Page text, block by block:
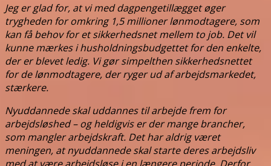
Jeg er glad for, at vi med dagpengetillægget øger
trygheden for omkring 1,5 millioner lønmodtagere, som
kan få behov for et sikkerhedsnet mellem to job. Det vil
kunne mærkes i husholdningsbudgettet for den enkelte,
der er blevet ledig. Vi gør simpelthen sikkerhedsnettet
for de lønmodtagere, der ryger ud af arbejdsmarkedet,
stærkere.
Nyuddannede skal uddannes til arbejde frem for
arbejdsløshed – og heldigvis er der mange brancher,
som mangler arbejdskraft. Det har aldrig været
meningen, at nyuddannede skal starte deres arbejdsliv